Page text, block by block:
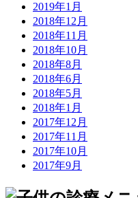
2019年1月
2018年12月
2018年11月
2018年10月
2018年8月
2018年6月
2018年5月
2018年1月
2017年12月
2017年11月
2017年10月
2017年9月